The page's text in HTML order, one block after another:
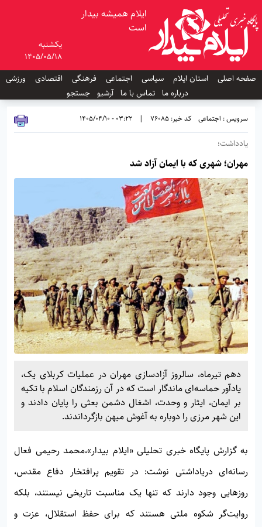
ایلام همیشه بیدار
است
یکشنبه
1405/05/18
صفحه اصلی
استان ایلام سیاسی اجتماعی فرهنگی اقتصادی
ورزشی
درباره ما تماس با ما آرشیو جستجو
سرویس : اجتماعی کد خبر: 76085 |
03:22 - 1405/04/10
یادداشت؛
مهران؛ شهری که با ایمان آزاد شد
دهم تیرماه، سالروز آزادسازی مهران در عملیات کربلای یک،
یادآور حماسه‌ای ماندگار است که در آن رزمندگان اسلام با تکیه
بر ایمان، ایثار و وحدت، اشغال دشمن بعثی را پایان دادند و
این شهر مرزی را دوباره به آغوش میهن بازگرداندند.
به گزارش پایگاه خبری تحلیلی«ایلام بیدار»،محمد رحیمی فعال
رسانه‌ای دریاداشتی نوشت: در تقویم پرافتخار دفاع مقدس،
روزهایی وجود دارند که تنها یک مناسبت تاریخی نیستند، بلکه
روایت‌گر شکوه ملتی هستند که برای حفظ استقلال، عزت و